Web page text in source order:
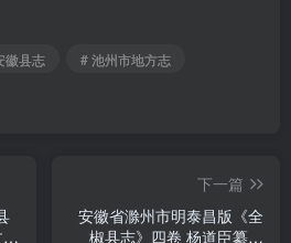
徽县志
# 池州市地方志
下一篇
安徽省滁州市明泰昌版《全
椒县志》四卷 杨道臣纂修